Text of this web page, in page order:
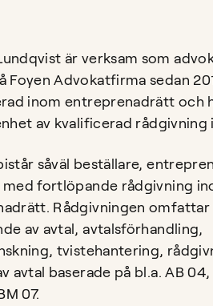
är verksam som
Foyen Advokatfirma sedan
inom entreprenadrätt och
av kvalificerad rådgivning
såväl beställare,
med fortlöpande rådgivning
Rådgivningen omfattar
av avtal, avtalsförhandling,
tvistehantering,
avtal baserade på bl.a. AB 04,
07.